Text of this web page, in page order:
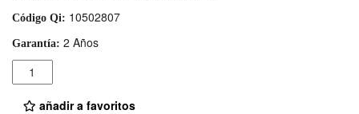
Código Qi: 10502807
Garantía: 2 Años
Cantidad
añadir a favoritos